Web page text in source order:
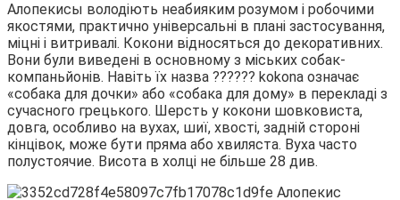
Алопекисы володіють неабияким розумом і робочими
якостями, практично універсальні в плані застосування,
міцні і витривалі. Кокони відносяться до декоративних.
Вони були виведені в основному з міських собак-
компаньйонів. Навіть їх назва ?????? kokona означає
«собака для дочки» або «собака для дому» в перекладі з
сучасного грецького. Шерсть у кокони шовковиста,
довга, особливо на вухах, шиї, хвості, задній стороні
кінцівок, може бути пряма або хвиляста. Вуха часто
полустоячие. Висота в холці не більше 28 див.